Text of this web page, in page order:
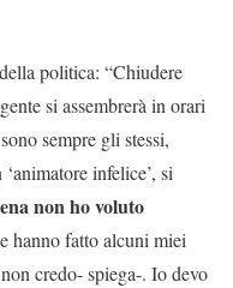
politica: “Chiudere
si assembrerà in orari
sempre gli stessi,
infelice’, si
non ho voluto
hanno fatto alcuni miei
credo- spiega-. Io devo